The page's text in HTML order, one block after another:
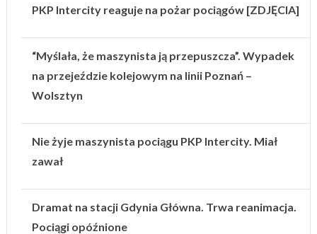
PKP Intercity reaguje na pożar pociągów [ZDJĘCIA]
“Myślała, że maszynista ją przepuszcza”. Wypadek
na przejeździe kolejowym na linii Poznań –
Wolsztyn
Nie żyje maszynista pociągu PKP Intercity. Miał
zawał
Dramat na stacji Gdynia Główna. Trwa reanimacja.
Pociągi opóźnione